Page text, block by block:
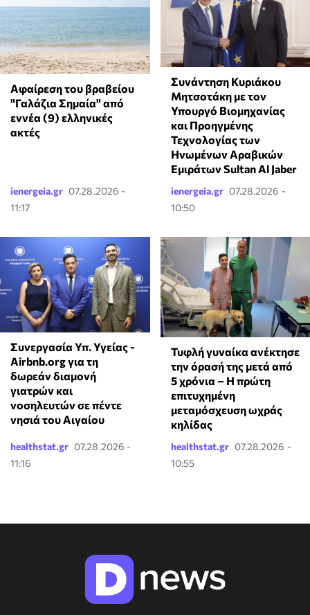
Αφαίρεση του βραβείου
"Γαλάζια Σημαία" από
εννέα (9) ελληνικές
ακτές
ienergeia.gr 07.28.2026 -
11:17
Συνάντηση Κυριάκου
Μητσοτάκη με τον
Υπουργό Βιομηχανίας
και Προηγμένης
Τεχνολογίας των
Ηνωμένων Αραβικών
Εμιράτων Sultan Al Jaber
ienergeia.gr 07.28.2026 -
10:50
Συνεργασία Υπ. Υγείας -
Airbnb.org για τη
δωρεάν διαμονή
γιατρών και
νοσηλευτών σε πέντε
νησιά του Αιγαίου
healthstat.gr 07.28.2026 -
11:16
Τυφλή γυναίκα ανέκτησε
την όρασή της μετά από
5 χρόνια – Η πρώτη
επιτυχημένη
μεταμόσχευση ωχράς
κηλίδας
healthstat.gr 07.28.2026 -
10:55